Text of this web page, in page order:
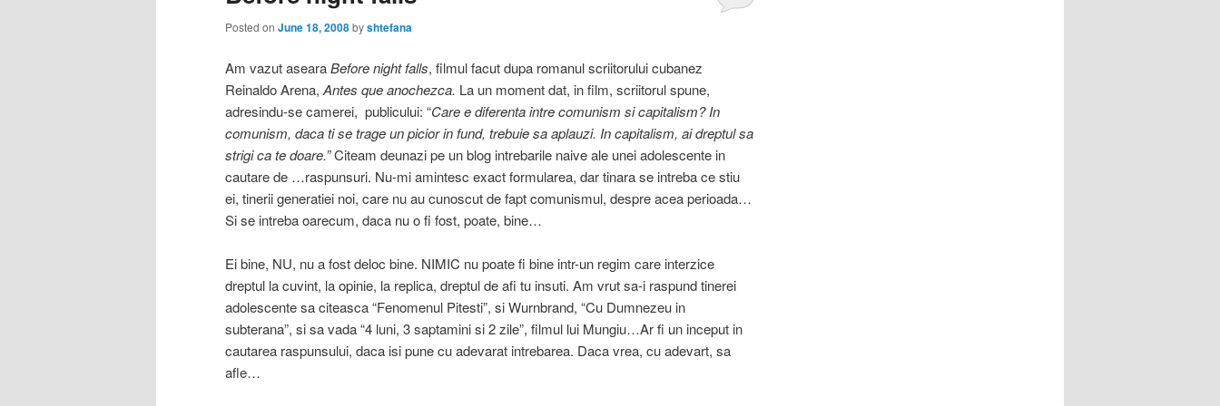
Posted on June 18, 2008byshtefana
Am vazut asearaBefore night falls, filmul facut dupa romanul scriitorului cubanez
Reinaldo Arena, Antes que anochezca. La un moment dat, in film, scriitorul spune,
adresindu-se camerei, publicului: “Care e diferenta intre comunism si capitalism? In
comunism, daca ti se trage un picior in fund, trebuie sa aplauzi. In capitalism, ai dreptul sa
strigi ca te doare.”Citeam deunazi pe un blog intrebarile naive ale unei adolescente in
cautare de …raspunsuri. Nu-mi amintesc exact formularea, dar tinara se intreba ce stiu
ei, tinerii generatiei noi, care nu au cunoscut de fapt comunismul, despre acea perioada…
Si se intreba oarecum, daca nu o fi fost, poate, bine…
Ei bine, NU, nu a fost deloc bine. NIMIC nu poate fi bine intr-un regim care interzice
dreptul la cuvint, la opinie, la replica, dreptul de afi tu insuti. Am vrut sa-i raspund tinerei
adolescente sa citeasca “Fenomenul Pitesti”, si Wurnbrand, “Cu Dumnezeu in
subterana”, si sa vada “4 luni, 3 saptamini si 2 zile”, filmul lui Mungiu…Ar fi un inceput in
cautarea raspunsului, daca isi pune cu adevarat intrebarea. Daca vrea, cu adevart, sa
afle…